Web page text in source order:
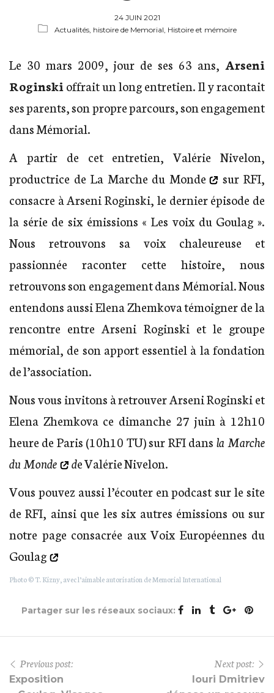
24 JUIN 2021
Actualités, histoire de Memorial, Histoire et mémoire
Le 30 mars 2009, jour de ses 63 ans, Arseni
Roginski offrait un long entretien. Il y racontait
ses parents, son propre parcours, son engagement
dans Mémorial.
A partir de cet entretien, Valérie Nivelon,
productrice de La Marche du Monde
sur RFI,
consacre à Arseni Roginski, le dernier épisode de
la série de six émissions « Les voix du Goulag ».
Nous retrouvons sa voix chaleureuse et
passionnée raconter cette histoire, nous
retrouvons son engagement dans Mémorial. Nous
entendons aussi Elena Zhemkova témoigner de la
rencontre entre Arseni Roginski et le groupe
mémorial, de son apport essentiel à la fondation
de l’association.
Nous vous invitons à retrouver Arseni Roginski et
Elena Zhemkova ce dimanche 27 juin à 12h10
heure de Paris (10h10 TU) sur RFI dans la Marche
du Monde
de Valérie Nivelon.
Vous pouvez aussi l’écouter en podcast sur le site
de RFI, ainsi que les six autres émissions ou sur
notre page consacrée aux Voix Européennes du
Goulag
Photo © T. Kizny, avec l’aimable autorisation de Memorial International
Partager sur les réseaux sociaux:
Previous post:
Exposition
Next post:
Iouri Dmitriev